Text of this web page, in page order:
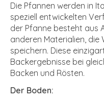
Die Pfannen werden in
speziell entwickelten
der Pfanne besteht aus
anderen Materialien, die
speichern. Diese
Backergebnisse bei
Backen und Rösten.
Der Boden: